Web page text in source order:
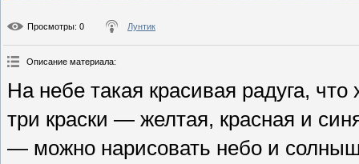
Просмотры: 0 Лунтик
Описание материала:
На небе такая красивая радуга,
три краски — желтая, красная и
— можно нарисовать небо и